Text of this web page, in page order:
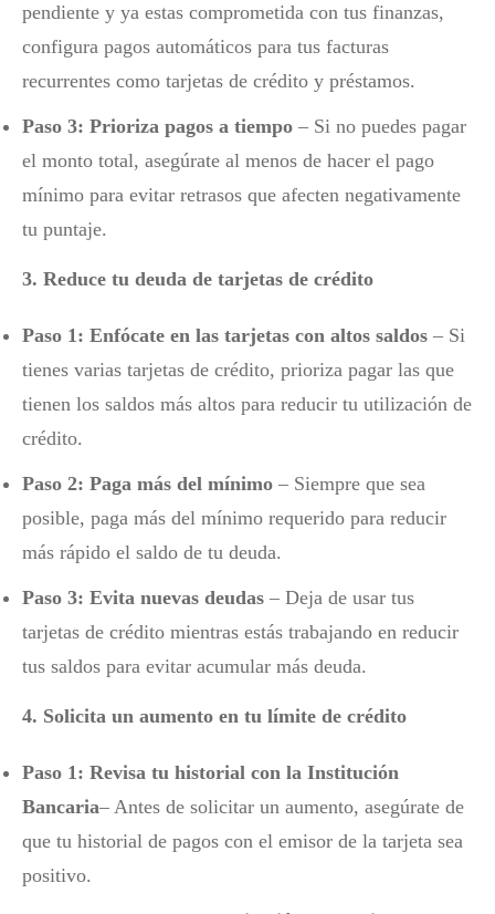
pendiente y ya estas comprometida con tus finanzas,
configura pagos automáticos para tus facturas
recurrentes como tarjetas de crédito y préstamos.
Paso 3: Prioriza pagos a tiempo – Si no puedes pagar
el monto total, asegúrate al menos de hacer el pago
mínimo para evitar retrasos que afecten negativamente
tu puntaje.
3. Reduce tu deuda de tarjetas de crédito
Paso 1: Enfócate en las tarjetas con altos saldos – Si
tienes varias tarjetas de crédito, prioriza pagar las que
tienen los saldos más altos para reducir tu utilización de
crédito.
Paso 2: Paga más del mínimo – Siempre que sea
posible, paga más del mínimo requerido para reducir
más rápido el saldo de tu deuda.
Paso 3: Evita nuevas deudas – Deja de usar tus
tarjetas de crédito mientras estás trabajando en reducir
tus saldos para evitar acumular más deuda.
4. Solicita un aumento en tu límite de crédito
Paso 1: Revisa tu historial con la Institución
Bancaria– Antes de solicitar un aumento, asegúrate de
que tu historial de pagos con el emisor de la tarjeta sea
positivo.